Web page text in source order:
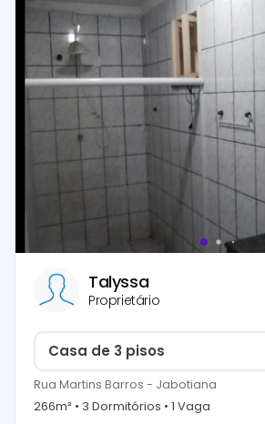
Talyssa
Proprietário
Casa de 3 pisos
Rua Martins Barros - Jabotiana
266m² • 3 Dormitórios • 1 Vaga